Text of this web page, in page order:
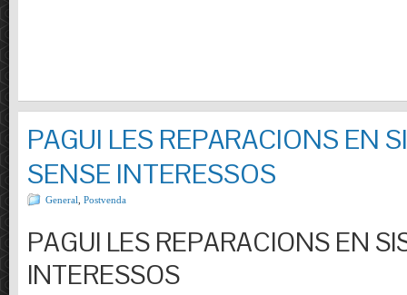
PAGUI LES REPARACIONS EN
SENSE INTERESSOS
General Postvenda
PAGUI LES REPARACIONS EN
INTERESSOS